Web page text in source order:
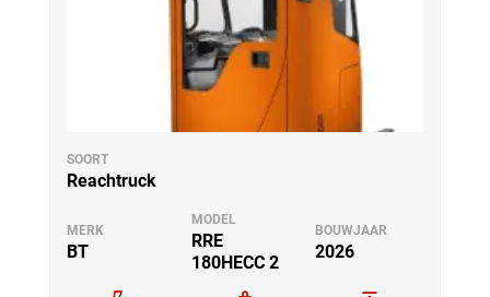
SOORT
Reachtruck
MERK
BT
MODEL
RRE
180HECC 2
BOUWJAAR
2026